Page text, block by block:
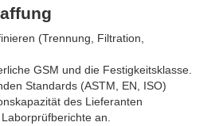
(Trennung, Filtration,
GSM und die Festigkeitsklasse.
Standards (ASTM, EN, ISO)
des Lieferanten
an.